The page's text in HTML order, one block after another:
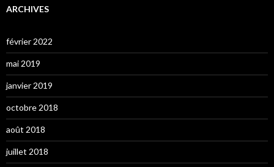
ARCHIVES
février 2022
mai 2019
janvier 2019
octobre 2018
août 2018
juillet 2018